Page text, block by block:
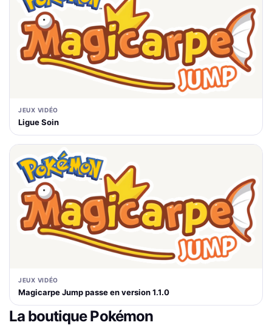
JEUX VIDÉO
Ligue Soin
JEUX VIDÉO
Magicarpe Jump passe en version 1.1.0
La boutique Pokémon